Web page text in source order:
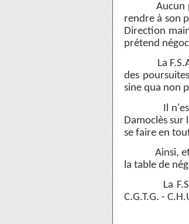
Aucun
rendre à son
Direction
prétend
La F.S.A.S.
des
sine qua non
Il n'est pas
Damoclès
se faire en
Ainsi, et à
la table de
La F.S.A.S.
C.G.T.G. -